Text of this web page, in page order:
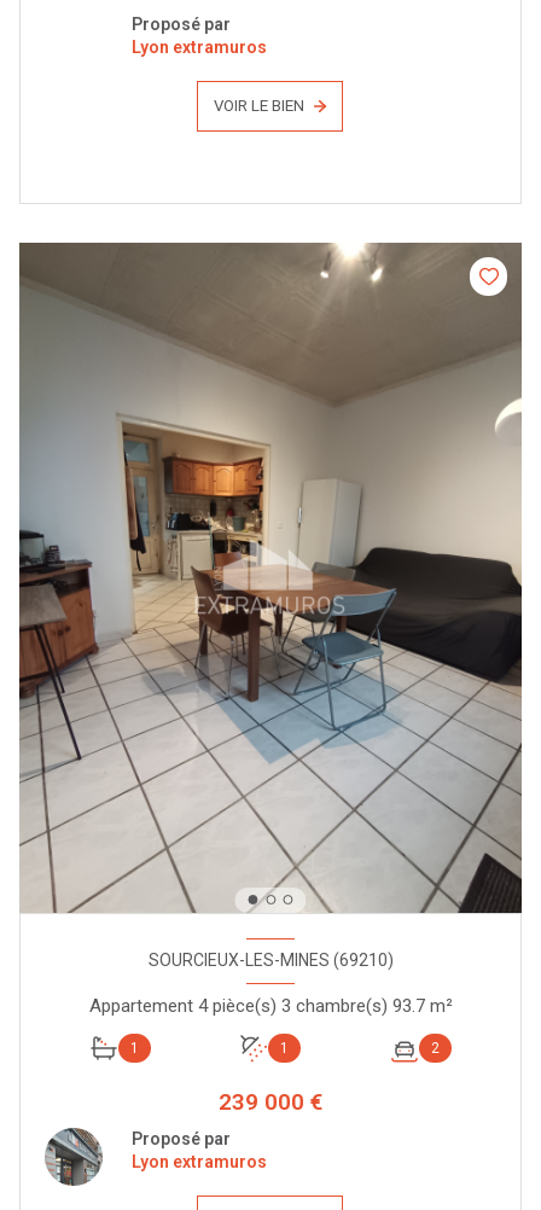
Proposé par
Lyon extramuros
VOIR LE BIEN
SOURCIEUX-LES-MINES (69210)
Appartement 4 pièce(s) 3 chambre(s) 93.7 m²
1 1 2
239 000 €
Proposé par
Lyon extramuros